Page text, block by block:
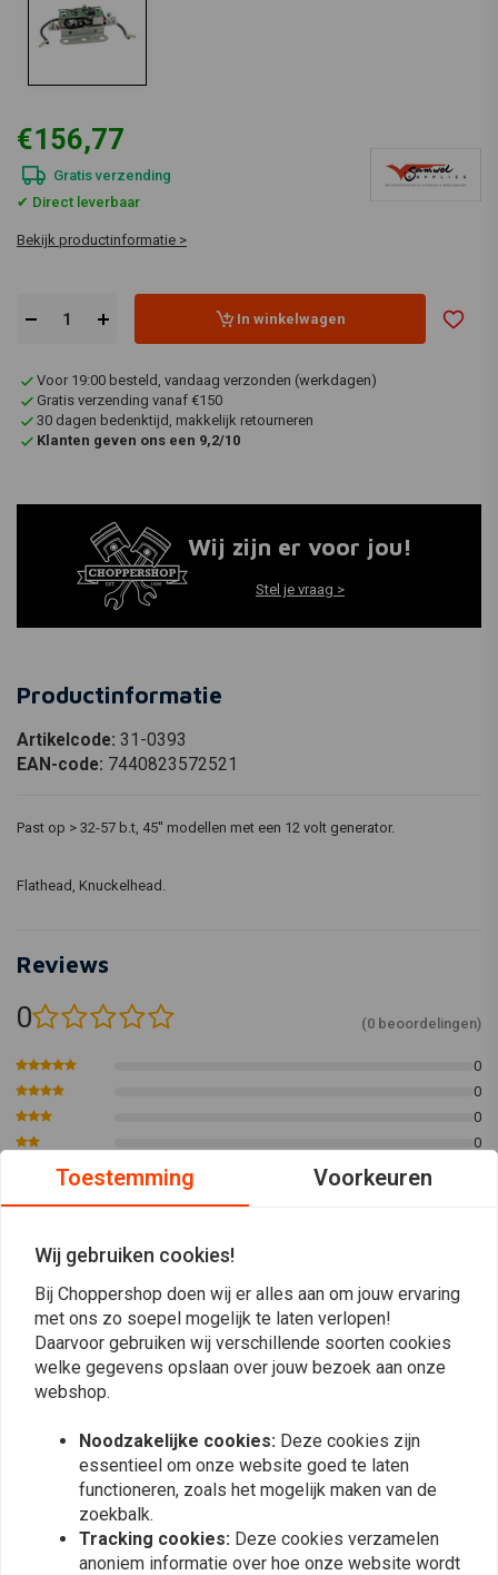
€156,77
Gratis verzending
✔ Direct leverbaar
Bekijk productinformatie >
In winkelwagen
Voor 19:00 besteld, vandaag verzonden (werkdagen)
Gratis verzending vanaf €150
30 dagen bedenktijd, makkelijk retourneren
Klanten geven ons een 9,2/10
Wij zijn er voor jou!
Stel je vraag >
Productinformatie
Artikelcode: 31-0393
EAN-code: 7440823572521
Past op > 32-57 b.t, 45'' modellen met een 12 volt generator.
Flathead, Knuckelhead.
Reviews
0 (0 beoordelingen)
0
0
0
0
Plaats ook een review
Vergelijkbare producten
Toestemming Voorkeuren
Wij gebruiken cookies!
Bij Choppershop doen wij er alles aan om jouw ervaring
met ons zo soepel mogelijk te laten verlopen!
Daarvoor gebruiken wij verschillende soorten cookies
welke gegevens opslaan over jouw bezoek aan onze
webshop.
Noodzakelijke cookies: Deze cookies zijn
essentieel om onze website goed te laten
functioneren, zoals het mogelijk maken van de
zoekbalk.
Tracking cookies: Deze cookies verzamelen
anoniem informatie over hoe onze website wordt